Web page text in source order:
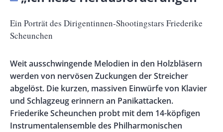
Full-
Size
Untertitel
Ein Porträt des Dirigentinnen-Shootingstars Friederike
Scheunchen
Vorspann
/
Teaser
Weit ausschwingende Melodien in den Holzbläsern
werden von nervösen Zuckungen der Streicher
abgelöst. Die kurzen, massiven Einwürfe von Klavier
und Schlagzeug erinnern an Panikattacken.
Friederike Scheunchen probt mit dem 14-köpfigen
Instrumentalensemble des Philharmonischen